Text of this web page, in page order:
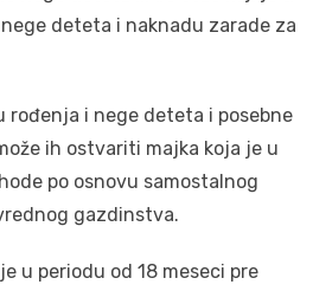
deteta i naknadu zarade za
rođenja i nege deteta i posebne
ih ostvariti majka koja je u
po osnovu samostalnog
gazdinstva.
u periodu od 18 meseci pre